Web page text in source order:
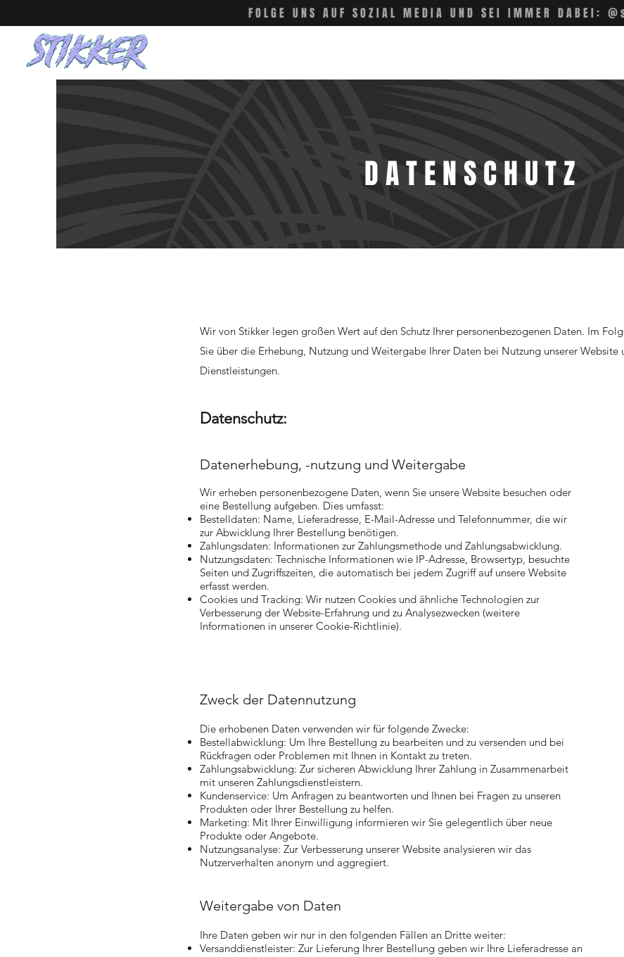
FOLGE UNS AUF SOZIAL MEDIA UND SEI IMMER DABEI:
DATENSCHUTZ
Wir von Stikker legen großen Wert auf den Schutz Ihrer personenbezogenen Daten. Im
Sie über die Erhebung, Nutzung und Weitergabe Ihrer Daten bei Nutzung unserer Website
Dienstleistungen.
Datenschutz:
Datenerhebung, -nutzung und Weitergabe
Wir erheben personenbezogene Daten, wenn Sie unsere Website besuchen oder
eine Bestellung aufgeben. Dies umfasst:
Bestelldaten: Name, Lieferadresse, E-Mail-Adresse und Telefonnummer, die wir
zur Abwicklung Ihrer Bestellung benötigen.
Zahlungsdaten: Informationen zur Zahlungsmethode und Zahlungsabwicklung.
Nutzungsdaten: Technische Informationen wie IP-Adresse, Browsertyp, besuchte
Seiten und Zugriffszeiten, die automatisch bei jedem Zugriff auf unsere Website
erfasst werden.
Cookies und Tracking: Wir nutzen Cookies und ähnliche Technologien zur
Verbesserung der Website-Erfahrung und zu Analysezwecken (weitere
Informationen in unserer Cookie-Richtlinie).
Zweck der Datennutzung
Die erhobenen Daten verwenden wir für folgende Zwecke:
Bestellabwicklung: Um Ihre Bestellung zu bearbeiten und zu versenden und bei
Rückfragen oder Problemen mit Ihnen in Kontakt zu treten.
Zahlungsabwicklung: Zur sicheren Abwicklung Ihrer Zahlung in Zusammenarbeit
mit unseren Zahlungsdienstleistern.
Kundenservice: Um Anfragen zu beantworten und Ihnen bei Fragen zu unseren
Produkten oder Ihrer Bestellung zu helfen.
Marketing: Mit Ihrer Einwilligung informieren wir Sie gelegentlich über neue
Produkte oder Angebote.
Nutzungsanalyse: Zur Verbesserung unserer Website analysieren wir das
Nutzerverhalten anonym und aggregiert.
Weitergabe von Daten
Ihre Daten geben wir nur in den folgenden Fällen an Dritte weiter:
Versanddienstleister: Zur Lieferung Ihrer Bestellung geben wir Ihre Lieferadresse an